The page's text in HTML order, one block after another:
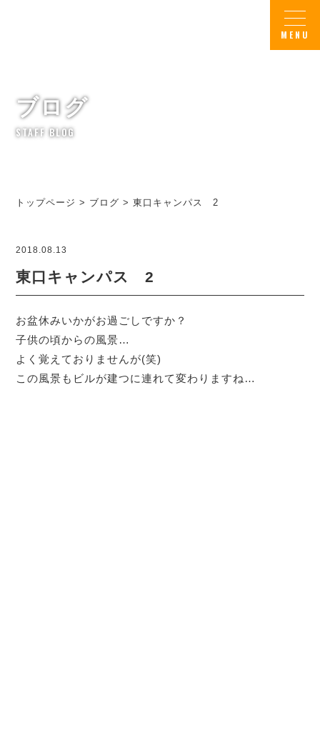
ブログ
STAFF BLOG
トップページ > ブログ >東口キャンパス 2
2018.08.13
東口キャンパス 2
お盆休みいかがお過ごしですか？
子供の頃からの風景…
よく覚えておりませんが(笑)
この風景もビルが建つに連れて変わりますね…